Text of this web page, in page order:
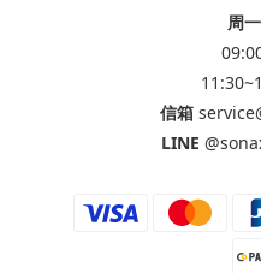
周
信箱
LINE